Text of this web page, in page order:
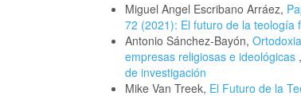
Miguel Angel Escribano Arráez,
72 (2021): El futuro de la teología
Antonio Sánchez-Bayón,
empresas religiosas e ideológicas ,
de investigación
Mike Van Treek, El Futuro de la